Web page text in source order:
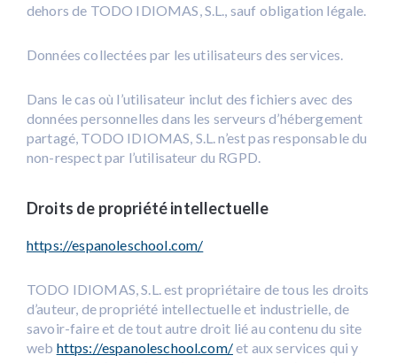
dehors de TODO IDIOMAS, S.L., sauf obligation légale.
Données collectées par les utilisateurs des services.
Dans le cas où l’utilisateur inclut des fichiers avec des
données personnelles dans les serveurs d’hébergement
partagé, TODO IDIOMAS, S.L. n’est pas responsable du
non-respect par l’utilisateur du RGPD.
Droits de propriété intellectuelle
https://espanoleschool.com/
TODO IDIOMAS, S.L. est propriétaire de tous les droits
d’auteur, de propriété intellectuelle et industrielle, de
savoir-faire et de tout autre droit lié au contenu du site
web https://espanoleschool.com/et aux services qui y